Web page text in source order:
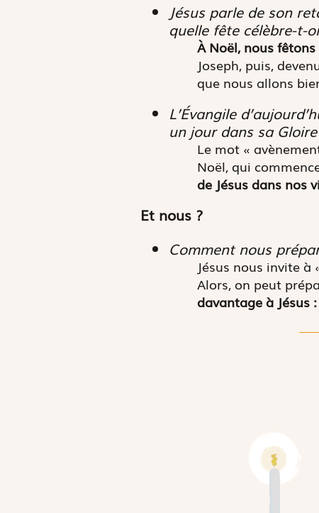
Jésus parle de son
quelle fête célèbre-t-
À Noël, nous
Joseph, puis,
que nous allons
L’Évangile
un jour dans sa
Le mot «
Noël, qui
de Jésus dans nos
Et nous ?
Comment nous
Jésus nous invite
Alors, on peut
davantage à Jésus